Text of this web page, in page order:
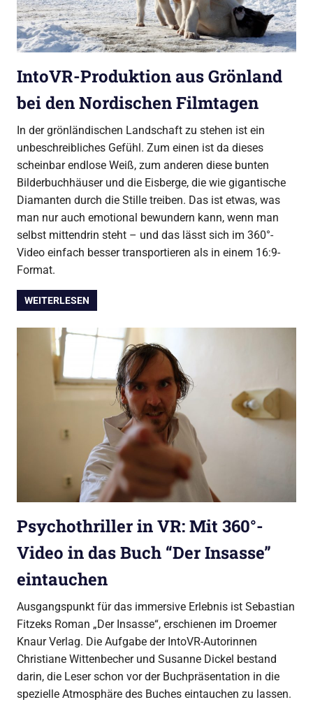
IntoVR-Produktion aus Grönland
bei den Nordischen Filmtagen
In der grönländischen Landschaft zu stehen ist ein
unbeschreibliches Gefühl. Zum einen ist da dieses
scheinbar endlose Weiß, zum anderen diese bunten
Bilderbuchhäuser und die Eisberge, die wie gigantische
Diamanten durch die Stille treiben. Das ist etwas, was
man nur auch emotional bewundern kann, wenn man
selbst mittendrin steht – und das lässt sich im 360°-
Video einfach besser transportieren als in einem 16:9-
Format.
WEITERLESEN
Psychothriller in VR: Mit 360°-
Video in das Buch “Der Insasse”
eintauchen
Ausgangspunkt für das immersive Erlebnis ist Sebastian
Fitzeks Roman „Der Insasse“, erschienen im Droemer
Knaur Verlag. Die Aufgabe der IntoVR-Autorinnen
Christiane Wittenbecher und Susanne Dickel bestand
darin, die Leser schon vor der Buchpräsentation in die
spezielle Atmosphäre des Buches eintauchen zu lassen.